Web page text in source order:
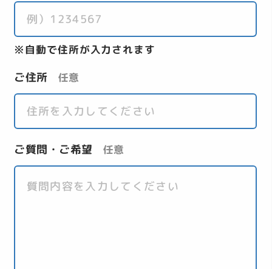
自動で住所が入力されます
ご住所 任意
ご質問・ご希望 任意